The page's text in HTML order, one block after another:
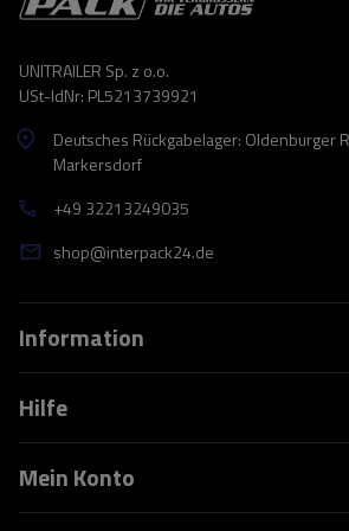
UNITRAILER Sp. z o.o.
USt-IdNr: PL5213739921
Deutsches Rückgabelager: Oldenburger
Markersdorf
+49 32213249035
shop@interpack24.de
Information
Hilfe
Mein Konto